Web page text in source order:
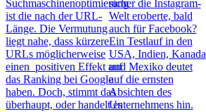
Suchmaschinenoptimierung
ist die nach der URL-
Länge. Die Vermutung
liegt nahe, dass kürzere
URLs möglicherweise
einen positiven Effekt auf
das Ranking bei Google
haben. Doch, stimmt das
überhaupt, oder handelt es
sicher die Instagram-
Welt eroberte, bald
auch für Facebook?
Ein Testlauf in den
USA, Indien, Kanada
und Mexiko deutet
auf die ernsten
Absichten des
Unternehmens hin.